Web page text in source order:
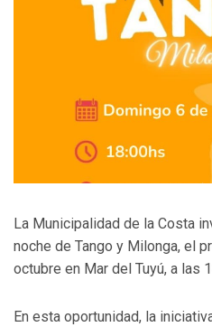
La Municipalidad de la Costa
noche de Tango y Milonga, el
octubre en Mar del Tuyú, a las
En esta oportunidad, la